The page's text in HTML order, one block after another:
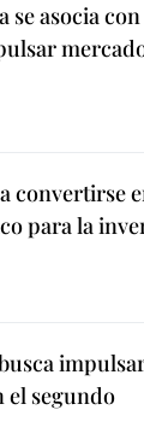
se asocia con
convertirse
para la
el segundo